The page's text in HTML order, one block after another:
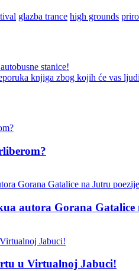
glazba trance high grounds
stanice!
knjiga zbog kojih će vas
autora Gorana Gatalice
u Virtualnoj Jabuci!